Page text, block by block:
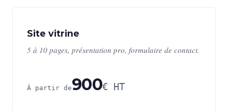
Site vitrine
5 à 10 pages, présentation pro, formulaire de contact.
À partir de900€ HT